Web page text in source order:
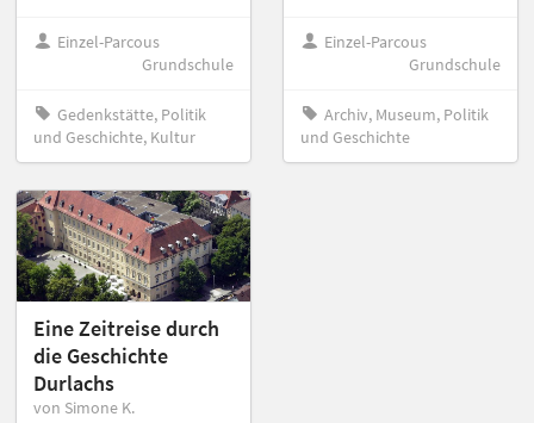
Einzel-Parcous
Grundschule
Gedenkstätte, Politik
und Geschichte, Kultur
Einzel-Parcous
Grundschule
Archiv, Museum, Politik
und Geschichte
Eine Zeitreise durch
die Geschichte
Durlachs
von Simone K.